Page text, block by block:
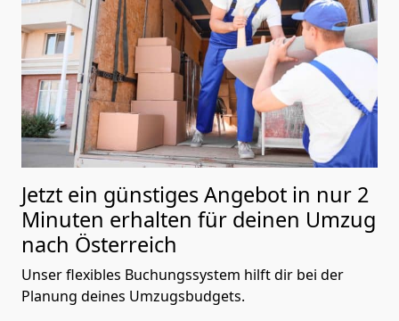
Jetzt ein günstiges Angebot in nur 2
Minuten erhalten für deinen Umzug
nach Österreich
Unser flexibles Buchungssystem hilft dir bei der
Planung deines Umzugsbudgets.